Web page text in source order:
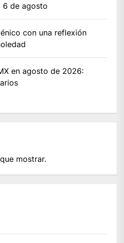
6 de agosto
con una reflexión
en agosto de 2026:
mostrar.